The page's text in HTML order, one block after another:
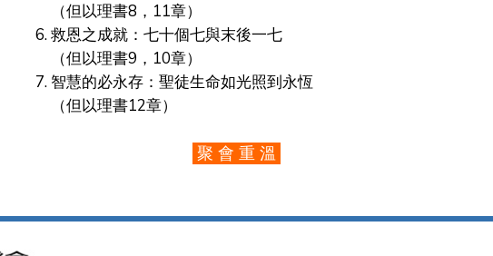
（但以理書8，11章）
6. 救恩之成就：七十個七與末後一七
（但以理書9，10章）
7. 智慧的必永存：聖徒生命如光照到永恆
（但以理書12章）
聚 會 重 溫